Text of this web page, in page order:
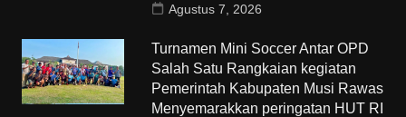
Agustus 7, 2026
Turnamen Mini Soccer Antar OPD
Salah Satu Rangkaian kegiatan
Pemerintah Kabupaten Musi Rawas
Menyemarakkan peringatan HUT RI